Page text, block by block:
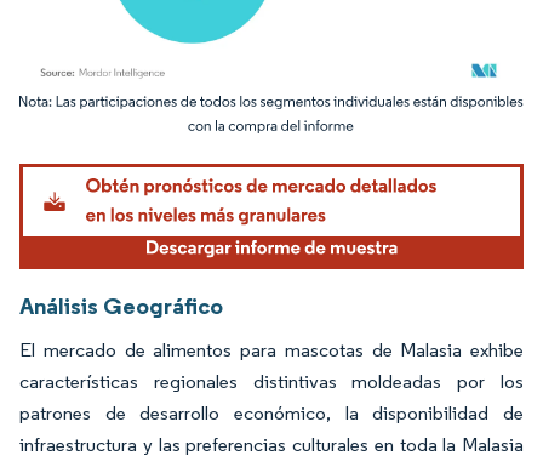
Imagen © Mordor Intelligence. El uso requiere atribución según CC BY 4.0.
Análisis Geográfico
El mercado de alimentos para mascotas de Malasia exhibe
características regionales distintivas moldeadas por los
patrones de desarrollo económico, la disponibilidad de
infraestructura y las preferencias culturales en toda la Malasia